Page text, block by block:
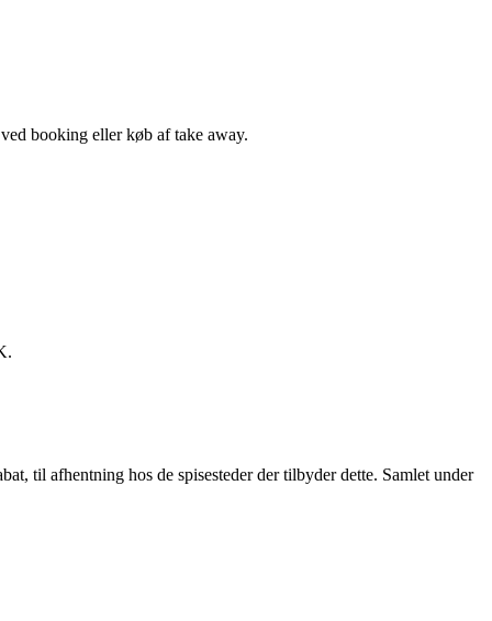
booking eller køb af take away.
til afhentning hos de spisesteder der tilbyder dette. Samlet under